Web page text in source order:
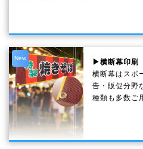
New
▶横断幕印刷
横断幕はスポ
告・販促分野
種類も多数ご